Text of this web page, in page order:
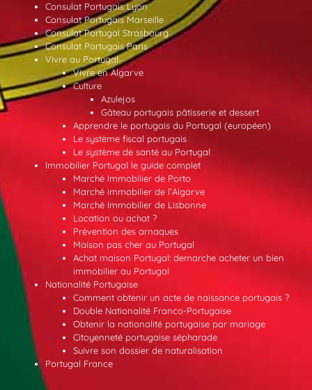
Consulat Portugais Lyon
Consulat Portugais Marseille
Consulat Portugal Strasbourg
Consulat Portugais Paris
Vivre au Portugal
Vivre en Algarve
Culture
Azulejos
Gâteau portugais pâtisserie et dessert
Apprendre le portugais du Portugal (européen)
Le système fiscal portugais
Le système de santé au Portugal
Immobilier Portugal le guide complet
Marché Immobilier de Porto
Marché immobilier de l’Algarve
Marché Immobilier de Lisbonne
Location ou achat ?
Prévention des arnaques
Maison pas cher au Portugal
Achat maison Portugal: demarche acheter un bien
immobilier au Portugal
Nationalité Portugaise
Comment obtenir un acte de naissance portugais ?
Double Nationalité Franco-Portugaise
Obtenir la nationalité portugaise par mariage
Citoyenneté portugaise sépharade
Suivre son dossier de naturalisation
Portugal France